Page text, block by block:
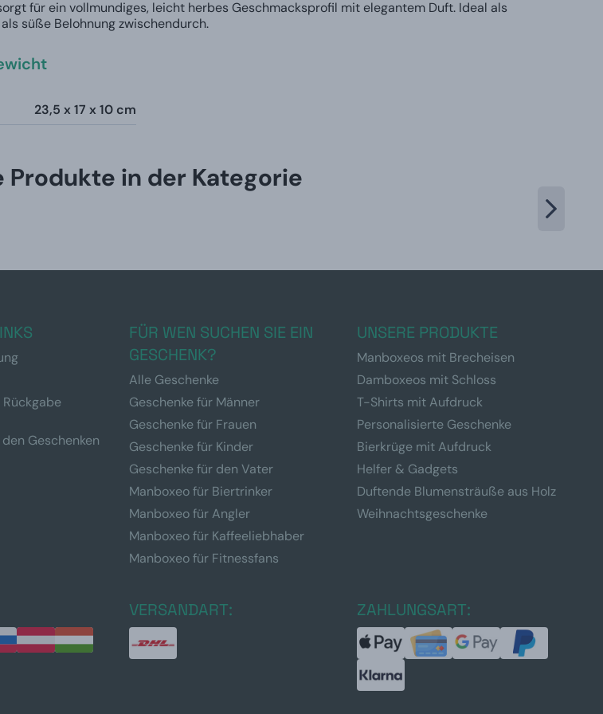
für ein vollmundiges, leicht herbes Geschmacksprofil mit elegantem Duft. Ideal als
süße Belohnung zwischendurch.
23,5 x 17 x 10 cm
in der Kategorie
Geschenken
FÜR WEN SUCHEN SIE EIN
GESCHENK?
Alle Geschenke
Geschenke für Männer
Geschenke für Frauen
Geschenke für Kinder
Geschenke für den Vater
Manboxeo für Biertrinker
Manboxeo für Angler
Manboxeo für Kaffeeliebhaber
Manboxeo für Fitnessfans
UNSERE PRODUKTE
Manboxeos mit Brecheisen
Damboxeos mit Schloss
T-Shirts mit Aufdruck
Personalisierte Geschenke
Bierkrüge mit Aufdruck
Helfer & Gadgets
Duftende Blumensträuße aus Holz
Weihnachtsgeschenke
VERSANDART: ZAHLUNGSART: